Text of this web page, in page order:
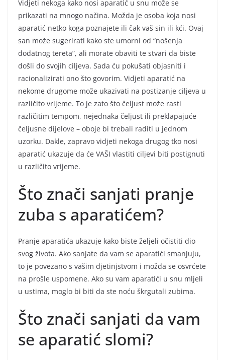
Vidjeti nekoga kako nosi aparatić u snu može se
prikazati na mnogo načina. Možda je osoba koja nosi
aparatić netko koga poznajete ili čak vaš sin ili kći. Ovaj
san može sugerirati kako ste umorni od “nošenja
dodatnog tereta”, ali morate obaviti te stvari da biste
došli do svojih ciljeva. Sada ću pokušati objasniti i
racionalizirati ono što govorim. Vidjeti aparatić na
nekome drugome može ukazivati na postizanje ciljeva u
različito vrijeme. To je zato što čeljust može rasti
različitim tempom, nejednaka čeljust ili preklapajuće
čeljusne dijelove – oboje bi trebali raditi u jednom
uzorku. Dakle, zapravo vidjeti nekoga drugog tko nosi
aparatić ukazuje da će VAŠI vlastiti ciljevi biti postignuti
u različito vrijeme.
Što znači sanjati pranje
zuba s aparatićem?
Pranje aparatića ukazuje kako biste željeli očistiti dio
svog života. Ako sanjate da vam se aparatići smanjuju,
to je povezano s vašim djetinjstvom i možda se osvrćete
na prošle uspomene. Ako su vam aparatići u snu mljeli
u ustima, moglo bi biti da ste noću škrgutali zubima.
Što znači sanjati da vam
se aparatić slomi?